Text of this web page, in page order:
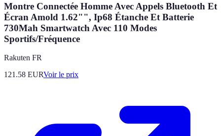
Montre Connectée Homme Avec Appels Bluetooth Et
Écran Amold 1.62"", Ip68 Étanche Et Batterie
730Mah Smartwatch Avec 110 Modes
Sportifs/Fréquence
Rakuten FR
121.58 EURVoir le prix